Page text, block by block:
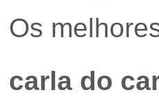
Os
carla do